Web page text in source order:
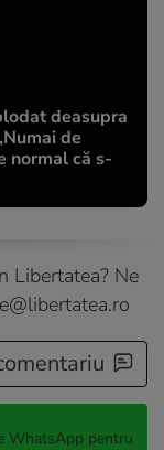
deasupra
de
normal că s-
Libertatea? Ne
WhatsApp pentru